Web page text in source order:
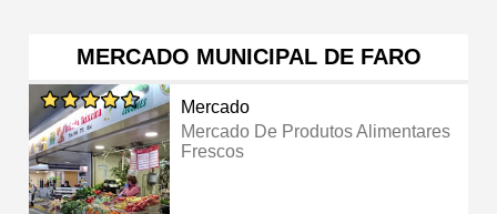
MERCADO MUNICIPAL DE FARO
Mercado
Mercado De Produtos Alimentares
Frescos